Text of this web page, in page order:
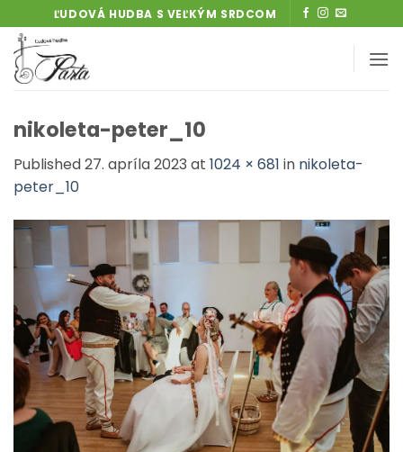
to
content
ĽUDOVÁ HUDBA S VEĽKÝM SRDCOM
nikoleta-peter_10
Published27. apríla 2023 at 1024 × 681 in nikoleta-
peter_10